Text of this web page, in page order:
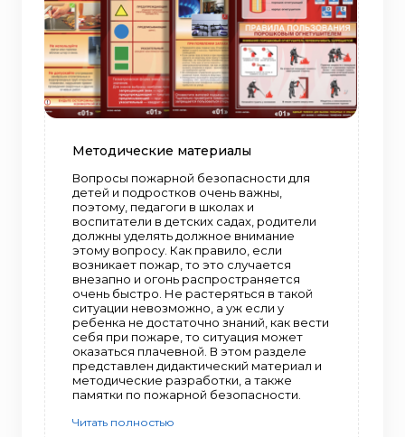
Методические материалы
Вопросы пожарной безопасности для
детей и подростков очень важны,
поэтому, педагоги в школах и
воспитатели в детских садах, родители
должны уделять должное внимание
этому вопросу. Как правило, если
возникает пожар, то это случается
внезапно и огонь распространяется
очень быстро. Не растеряться в такой
ситуации невозможно, а уж если у
ребенка не достаточно знаний, как вести
себя при пожаре, то ситуация может
оказаться плачевной. В этом разделе
представлен дидактический материал и
методические разработки, а также
памятки по пожарной безопасности.
Читать полностью